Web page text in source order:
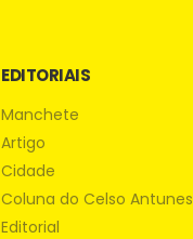
EDITORIAIS
Manchete
Artigo
Cidade
Coluna do Celso Antunes
Editorial